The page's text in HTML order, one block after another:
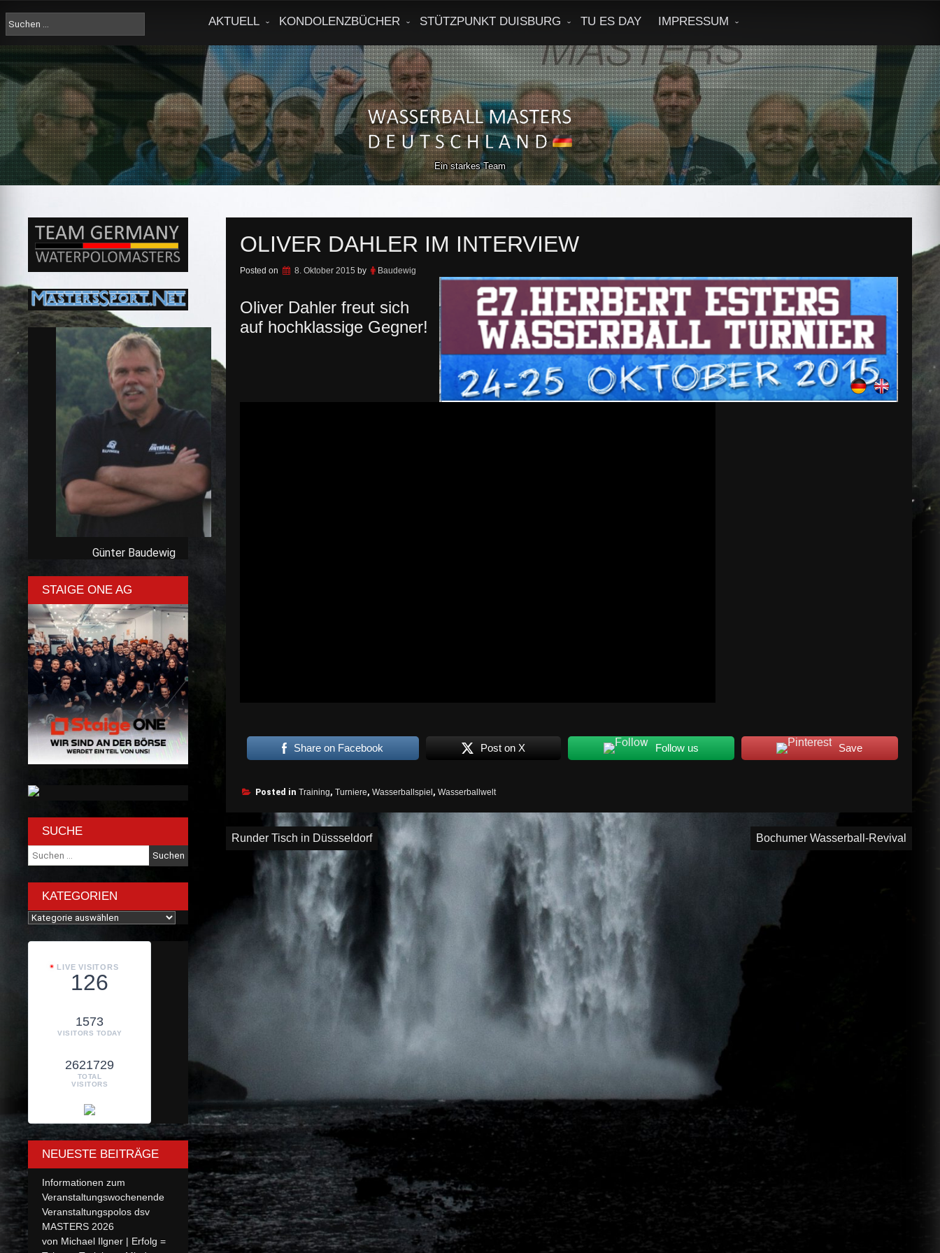
content
Suche
nach:
AKTUELL KONDOLENZBÜCHER STÜTZPUNKT DUISBURG TU ES DAY IMPRESSUM
Ein starkes Team
OLIVER DAHLER IM INTERVIEW
Posted on 8. Oktober 2015 by Baudewig
Oliver Dahler freut sich
auf hochklassige Gegner!
Share on Facebook Post on X Follow us Save
Posted in Training, Turniere, Wasserballspiel , Wasserballwelt
Beitragsnavigation
Runder Tisch in Düssseldorf Bochumer Wasserball-Revival
Günter Baudewig
STAIGE ONE AG
SUCHE
Suche
nach:
KATEGORIEN
Kategorien
LIVE VISITORS
126
1573
VISITORS TODAY
2621729
TOTAL
VISITORS
NEUESTE BEITRÄGE
Informationen zum
Veranstaltungswochenende
Veranstaltungspolos dsv
MASTERS 2026
von Michael Ilgner | Erfolg =